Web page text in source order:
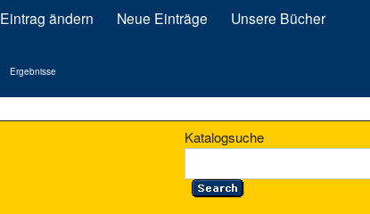
Eintrag ändern Neue Einträge Unsere Bücher
Ergebnisse
Katalogsuche